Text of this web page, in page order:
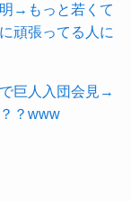
→もっと若くて
頑張ってる人に
巨人入団会見→
？www